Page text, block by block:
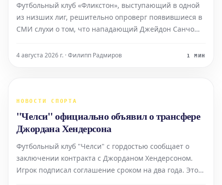
Футбольный клуб «Фликстон», выступающий в одной
из низших лиг, решительно опроверг появившиеся в
СМИ слухи о том, что нападающий Джейдон Санчо
возможном присоединении Санчо к «Фликстону»
4 августа 2026 г. · Филипп Радмиров 1 МИН
НОВОСТИ СПОРТА
"Челси" официально объявил о трансфере
Джордана Хендерсона
Футбольный клуб "Челси" с гордостью сообщает о
заключении контракта с Джорданом Хендерсоном.
Игрок подписал соглашение сроком на два года. Этот